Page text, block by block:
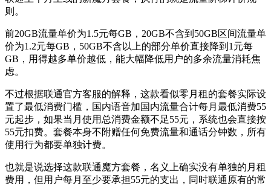
则。
前20GB流量单价为1.5元每GB，20GB不含到50GB区间流量单
价为1.2元每GB，50GB不含以上的部分单价直接降到1元每
GB，用得越多单价越低，能大幅降低用户的多余流量消耗焦
虑。
不过根据联通官方客服的解释，这款看似零月租的套餐实际设
置了最低消费门槛，国内语音加国内流量合计每月最低消费55
元起步，如果当月使用总消费金额不足55元，系统也会直接按
55元扣费。套餐本身不附赠任何免费流量和通话分钟数，所有
使用行为都要单独计费。
也就是说选择这款联通魔方套餐，名义上确实没有单独的月租
费用，但用户每月至少要承担55元的支出，同时联通原有的常